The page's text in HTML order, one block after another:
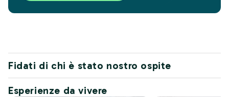
Fidati di chi è stato nostro ospite
Esperienze da vivere